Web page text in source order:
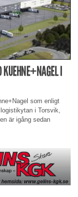
KUEHNE+NAGEL I
som enligt
i Torsvik,
är igång sedan